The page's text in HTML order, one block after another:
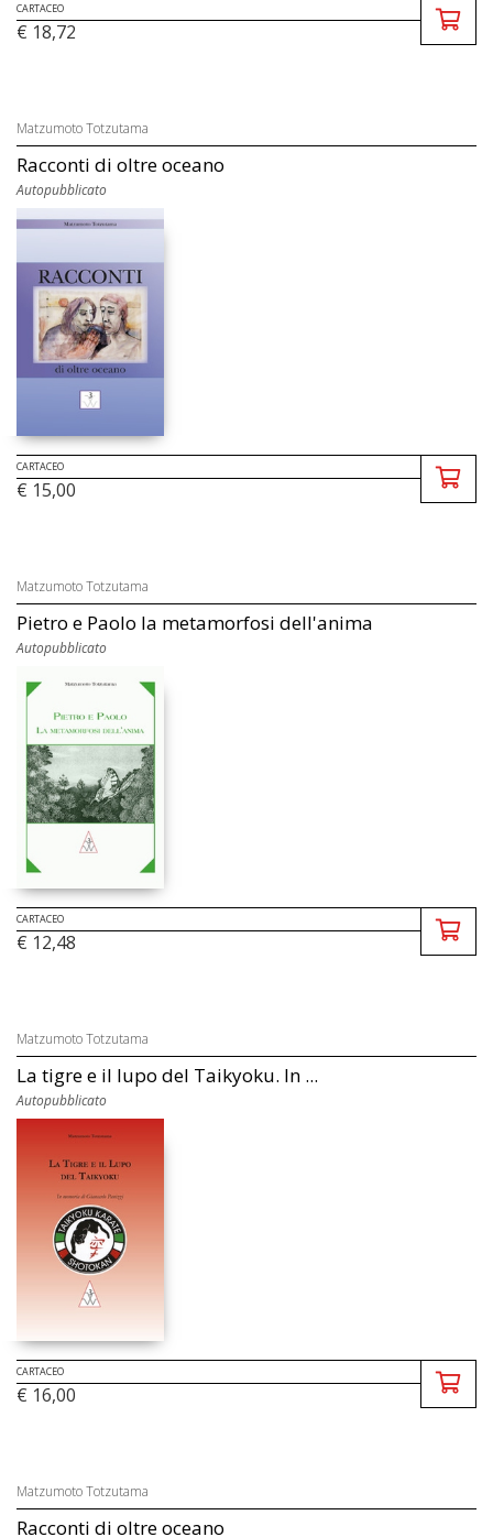
CARTACEO
€ 18,72
Matzumoto Totzutama
Racconti di oltre oceano
Autopubblicato
CARTACEO
€ 15,00
Matzumoto Totzutama
Pietro e Paolo la metamorfosi dell'anima
Autopubblicato
CARTACEO
€ 12,48
Matzumoto Totzutama
La tigre e il lupo del Taikyoku. In ...
Autopubblicato
CARTACEO
€ 16,00
Matzumoto Totzutama
Racconti di oltre oceano